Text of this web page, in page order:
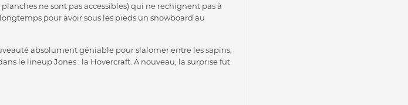
ne sont pas accessibles) qui ne rechignent pas à
pour avoir sous les pieds un snowboard au
absolument géniable pour slalomer entre les sapins,
le lineup Jones : la Hovercraft. A nouveau, la surprise fut